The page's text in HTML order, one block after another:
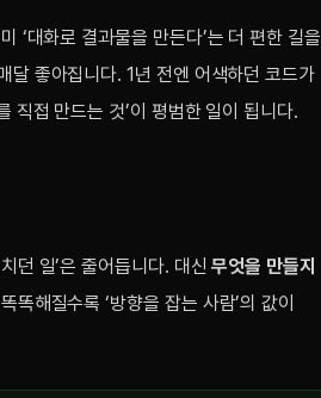
‘대화로 결과물을 만든다’는 더 편한 길을
달 좋아집니다. 1년 전엔 어색하던 코드가
직접 만드는 것’이 평범한 일이 됩니다.
던 일’은 줄어듭니다. 대신무엇을 만들지
똑해질수록 ‘방향을 잡는 사람’의 값이